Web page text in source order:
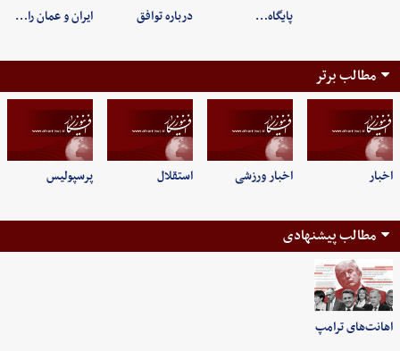
پایگاه…
درباره توافق
ایران و عمان را…
مطالب برتر
اخبار اخبار ورزشی استقلال پرسپولیس
مطالب پیشنهادی
اهانت‌های ترامپ